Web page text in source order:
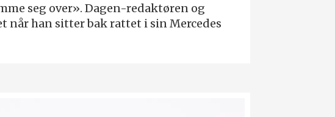
seg over». Dagen-redaktøren og
han sitter bak rattet i sin Mercedes